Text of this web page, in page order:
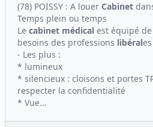
(78) POISSY : A louer Cabinet
Temps plein ou temps
Le cabinet médical est équipé
besoins des professions libéral
- Les plus :
* lumineux
* silencieux : cloisons et portes
respecter la confidentialité
* Vue...